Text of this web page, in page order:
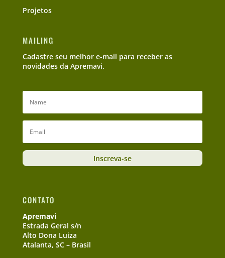
Projetos
MAILING
Cadastre seu melhor e-mail para receber as
novidades da Apremavi.
Inscreva-se
CONTATO
Apremavi
Estrada Geral s/n
Alto Dona Luiza
Atalanta, SC – Brasil